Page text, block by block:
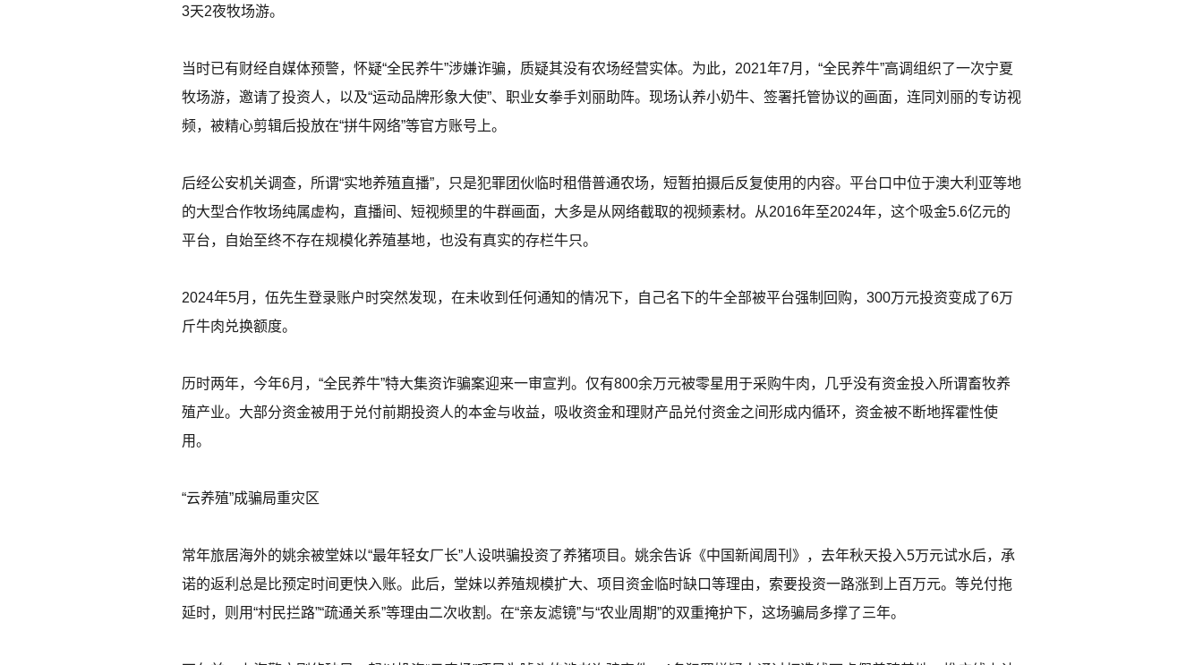
3天2夜牧场游。
当时已有财经自媒体预警，怀疑“全民养牛”涉嫌诈骗，质疑其没有农场经营实体。为此，2021年7月，“全民养牛”高调组织了一次宁夏
牧场游，邀请了投资人，以及“运动品牌形象大使”、职业女拳手刘丽助阵。现场认养小奶牛、签署托管协议的画面，连同刘丽的专访视
频，被精心剪辑后投放在“拼牛网络”等官方账号上。
后经公安机关调查，所谓“实地养殖直播”，只是犯罪团伙临时租借普通农场，短暂拍摄后反复使用的内容。平台口中位于澳大利亚等地
的大型合作牧场纯属虚构，直播间、短视频里的牛群画面，大多是从网络截取的视频素材。从2016年至2024年，这个吸金5.6亿元的
平台，自始至终不存在规模化养殖基地，也没有真实的存栏牛只。
2024年5月，伍先生登录账户时突然发现，在未收到任何通知的情况下，自己名下的牛全部被平台强制回购，300万元投资变成了6万
斤牛肉兑换额度。
历时两年，今年6月，“全民养牛”特大集资诈骗案迎来一审宣判。仅有800余万元被零星用于采购牛肉，几乎没有资金投入所谓畜牧养
殖产业。大部分资金被用于兑付前期投资人的本金与收益，吸收资金和理财产品兑付资金之间形成内循环，资金被不断地挥霍性使
用。
“云养殖”成骗局重灾区
常年旅居海外的姚余被堂妹以“最年轻女厂长”人设哄骗投资了养猪项目。姚余告诉《中国新闻周刊》，去年秋天投入5万元试水后，承
诺的返利总是比预定时间更快入账。此后，堂妹以养殖规模扩大、项目资金临时缺口等理由，索要投资一路涨到上百万元。等兑付拖
延时，则用“村民拦路”“疏通关系”等理由二次收割。在“亲友滤镜”与“农业周期”的双重掩护下，这场骗局多撑了三年。